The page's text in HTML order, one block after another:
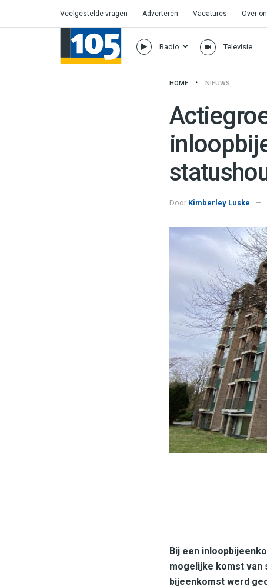
Veelgestelde vragen Adverteren Vacatures Over
Radio Televisie
HOME NIEUWS
Door Kimberley Luske
Bij een
mogelijke komst van
bijeenkomst werd